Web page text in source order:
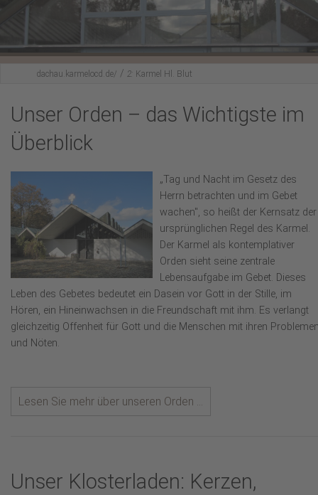
Karmel-Spiritualität
Fürbittgebet
Mitbeten
Lesenswertes
Hl. Messe feiern?
Aktuelles
dachau.karmelocd.de/ / 2: Karmel Hl. Blut
Unser Orden – das Wichtigste im
Überblick
„Tag und Nacht im Gesetz des
Herrn betrachten und im Gebet
wachen", so heißt der Kernsatz der
ursprünglichen Regel des Karmel.
Der Karmel als kontemplativer
Orden sieht seine zentrale
Lebensaufgabe im Gebet. Dieses
Leben des Gebetes bedeutet ein Dasein vor Gott in der Stille, im
Hören, ein Hineinwachsen in die Freundschaft mit ihm. Es verlangt
gleichzeitig Offenheit für Gott und die Menschen mit ihren
und Nöten.
Lesen Sie mehr über unseren Orden ...
Unser Klosterladen: Kerzen,